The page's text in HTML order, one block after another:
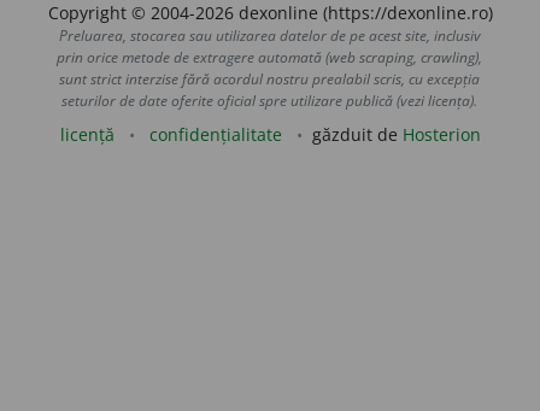
Copyright © 2004-2026 dexonline (https://dexonline.ro)
Preluarea, stocarea sau utilizarea datelor de pe acest site, inclusiv
prin orice metode de extragere automată (web scraping, crawling),
sunt strict interzise fără acordul nostru prealabil scris, cu excepția
seturilor de date oferite oficial spre utilizare publică (vezi licența).
licență confidențialitate găzduit de Hosterion